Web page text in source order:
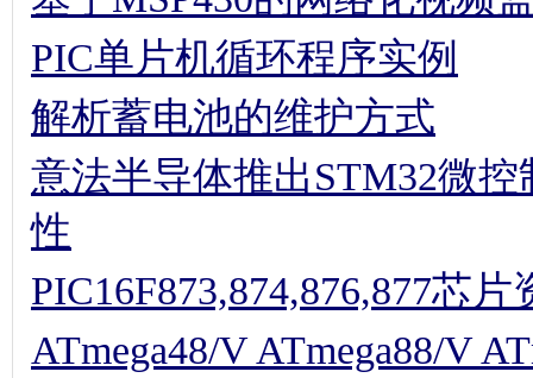
PIC单片机循环程序实例
解析蓄电池的维护方式
意法半导体推出STM32微
性
PIC16F873,874,876,877芯
ATmega48/V ATmega88/V